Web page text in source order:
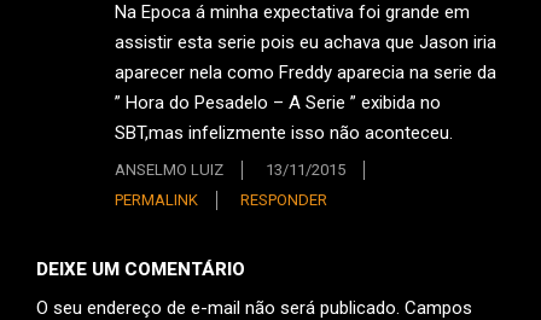
Na Epoca á minha expectativa foi grande em
assistir esta serie pois eu achava que Jason iria
aparecer nela como Freddy aparecia na serie da
” Hora do Pesadelo – A Serie ” exibida no
SBT,mas infelizmente isso não aconteceu.
ANSELMO LUIZ
13/11/2015
PERMALINK
RESPONDER
DEIXE UM COMENTÁRIO
O seu endereço de e-mail não será publicado. Campos